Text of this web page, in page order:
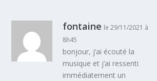
fontaine le 29/11/2021 à
8h45
bonjour, j’ai écouté la
musique et j’ai ressenti
immédiatement un